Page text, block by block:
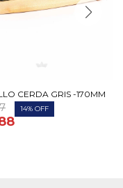
CERDA GRIS -170MM
14